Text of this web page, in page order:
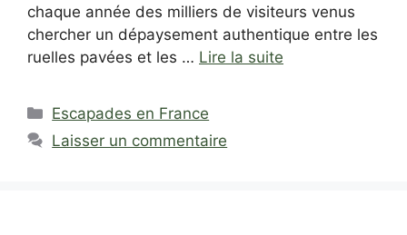
chaque année des milliers de visiteurs venus
chercher un dépaysement authentique entre les
ruelles pavées et les … Lire la suite
Catégories
Escapades en France
Laisser un commentaire